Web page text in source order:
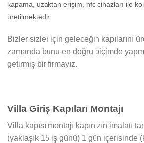
kapama, uzaktan erişim, nfc cihazları ile
üretilmektedir.
Bizler sizler için geleceğin kapılarını
zamanda bunu en doğru biçimde
getirmiş bir firmayız.
Villa Giriş Kapıları Montajı
Villa kapısı montajı kapınızın imalatı
(yaklaşık 15 iş günü) 1 gün içerisinde